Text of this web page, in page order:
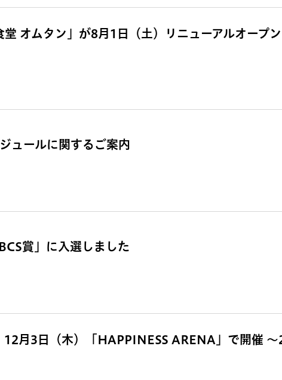
オムタン」が8月1日（土）リニューアルオープ
ュールに関するご案内
賞」に入選しました
12月3日（木）「HAPPINESS ARENA」で開催